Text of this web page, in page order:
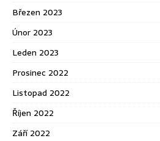
Březen 2023
Únor 2023
Leden 2023
Prosinec 2022
Listopad 2022
Říjen 2022
Září 2022